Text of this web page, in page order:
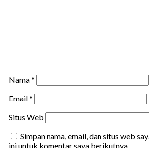
Nama*
Email*
Situs Web
Simpan nama, email, dan situs web
ini untuk komentar saya berikutnya.